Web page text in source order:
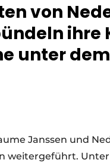
von
ihre
unter
Janssen und
weitergeführt.